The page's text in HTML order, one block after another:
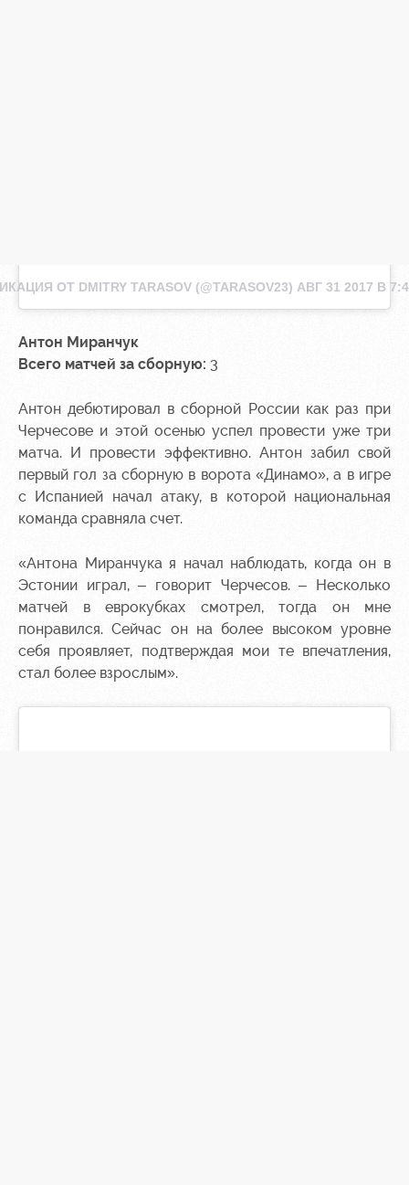
ОТ DMITRY TARASOV (@TARASOV23) АВГ 31 2017 В
Антон Миранчук
Всего матчей за сборную: 3
Антон дебютировал в сборной России как раз при
Черчесове и этой осенью успел провести уже три
матча. И провести эффективно. Антон забил свой
первый гол за сборную в ворота «Динамо», а в игре
с Испанией начал атаку, в которой национальная
команда сравняла счет.
«Антона Миранчука я начал наблюдать, когда он в
Эстонии играл, – говорит Черчесов. – Несколько
матчей в еврокубках смотрел, тогда он мне
понравился. Сейчас он на более высоком уровне
себя проявляет, подтверждая мои те впечатления,
стал более взрослым».